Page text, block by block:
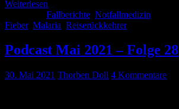
Weiterlesen
Fallberichte Notfallmedizin
Fieber, Malaria Reiserückkehrer
Podcast Mai 2021 – Folge 28
30. Mai 2021 Thorben Doll 4 Kommentare